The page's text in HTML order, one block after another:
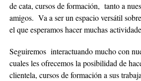
de cata, cursos de formación, tanto a
amigos. Va a ser un espacio versátil
el que esperamos hacer muchas
Seguiremos interactuando mucho con
cuales les ofrecemos la posibilidad de
clientela, cursos de formación a sus